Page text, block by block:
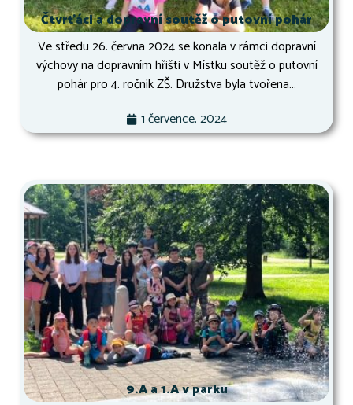
Čtvrťáci a dopravní soutěž o putovní pohár
Ve středu 26. června 2024 se konala v rámci dopravní
výchovy na dopravním hřišti v Místku soutěž o putovní
pohár pro 4. ročník ZŠ. Družstva byla tvořena...
1 července, 2024
9.A a 1.A v parku